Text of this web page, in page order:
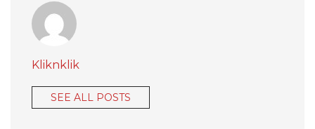
Kliknklik
SEE ALL POSTS